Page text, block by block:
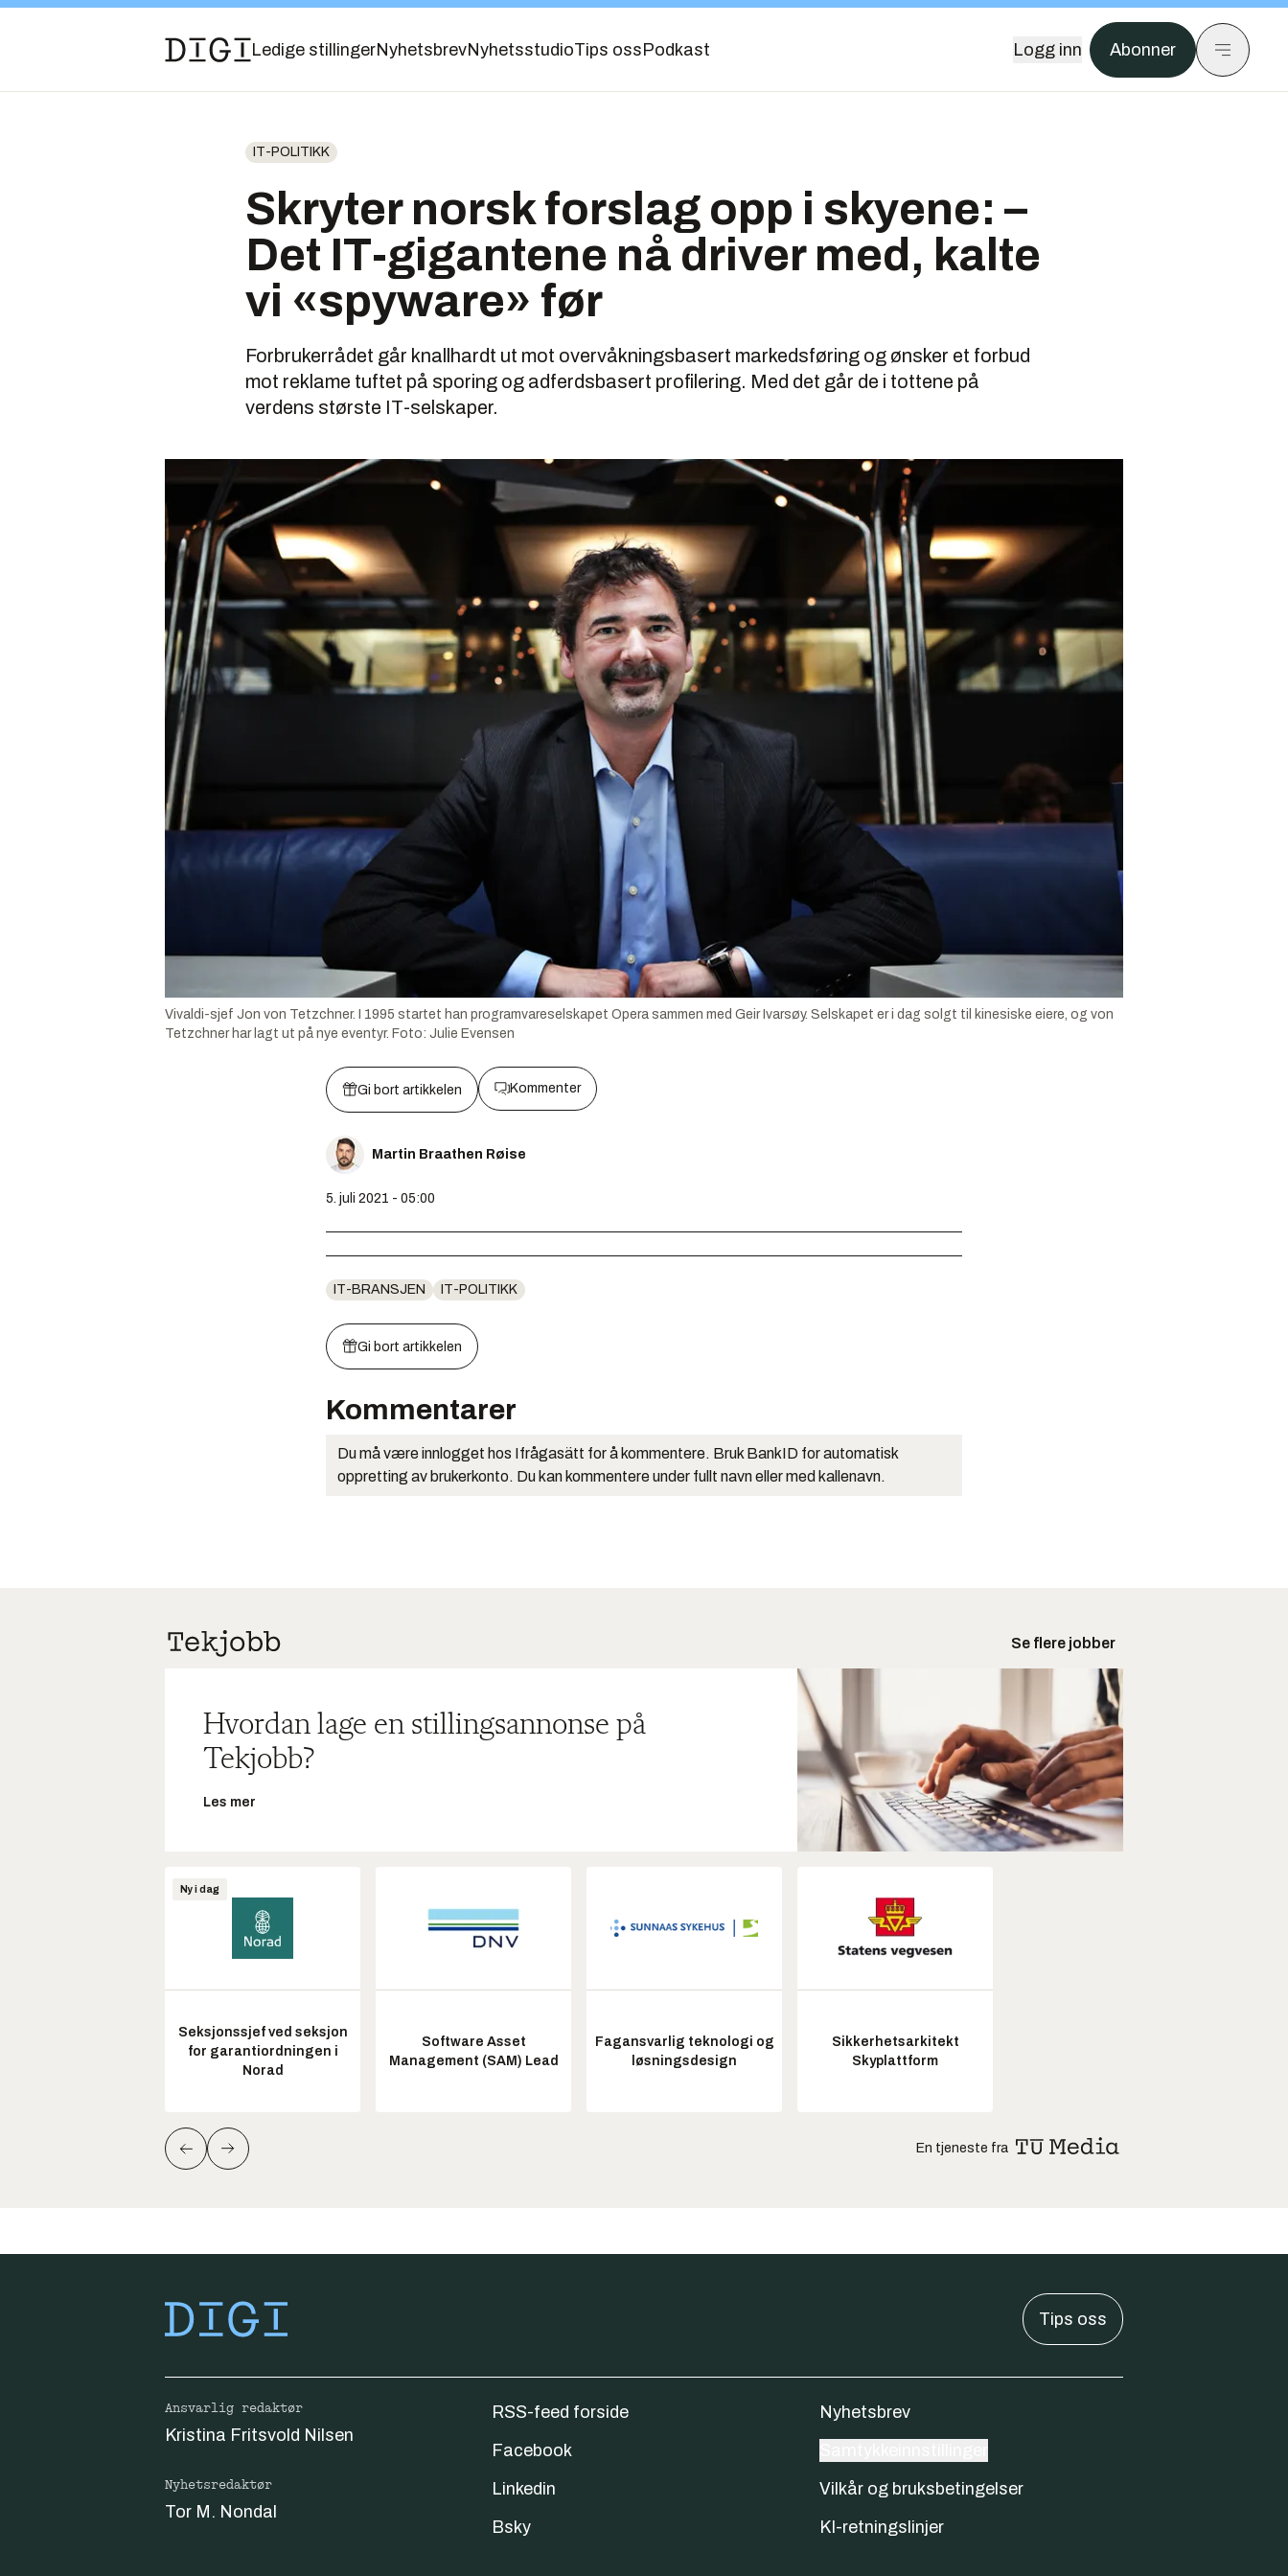
Ledige stillingerNyhetsbrevNyhetsstudioTips oss Podkast Logg inn Abonner
IT-POLITIKK
Skryter norsk forslag opp i skyene: –
Det IT-gigantene nå driver med, kalte
vi «spyware» før
Forbrukerrådet går knallhardt ut mot overvåkningsbasert markedsføring og ønsker et forbud
mot reklame tuftet på sporing og adferdsbasert profilering. Med det går de i tottene på
verdens største IT-selskaper.
Vivaldi-sjef Jon von Tetzchner. I 1995 startet han programvareselskapet Opera sammen med Geir Ivarsøy. Selskapet er i dag solgt til kinesiske eiere, og von
Tetzchner har lagt ut på nye eventyr. Foto: Julie Evensen
Gi bort artikkelen Kommenter
Martin Braathen Røise
5. juli 2021 - 05:00
IT-BRANSJEN IT-POLITIKK
Gi bort artikkelen
Kommentarer
Du må være innlogget hos Ifrågasätt for å kommentere. Bruk BankID for automatisk
oppretting av brukerkonto. Du kan kommentere under fullt navn eller med kallenavn.
Se flere jobber
Hvordan lage en stillingsannonse på
Tekjobb?
Les mer
Ny i dag
Seksjonssjef ved seksjon
for garantiordningen i
Norad
Software Asset
Management (SAM) Lead
Fagansvarlig teknologi og
løsningsdesign
Sikkerhetsarkitekt
Skyplattform
En tjeneste fra
Tips oss
Ansvarlig redaktør
Kristina Fritsvold Nilsen
Nyhetsredaktør
Tor M. Nondal
RSS-feed forside
Facebook
Linkedin
Bsky
Nyhetsbrev
Vilkår og bruksbetingelser
KI-retningslinjer